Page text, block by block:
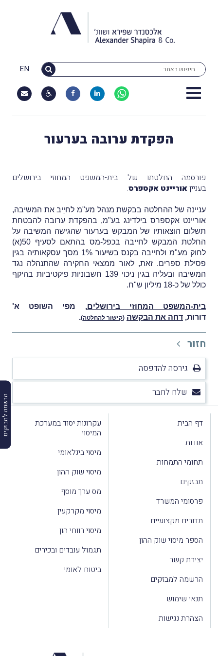
EN
הרשמה למבזקים
הפקדת ערובה בערעור
פורסמה החלטתו של בית-המשפט המחוזי בירושלים
בענייןאוריינט אקספרס.
עניינה של ההחלטה בבקשת מנהל מע"מ לחיֵיב את המשיבה,
אוריינט אקספרס בילדינג בע"מ, בהפקדת ערובה להבטחת
תשלום הוצאותיו של המבקש בערעור שהגישה המשיבה על
החלטת המבקש לחייבה בכפל-מס בהתאם לסעיף 50(א)
לחוק מע"מ ולחייבה בקנס בשיעור 1% מסך עסקאותיה בגין
פסילת ספרים. זאת, לאור ממצאי החקירה שהתנהלה נגד
המשיבה ובעליה בגין ניכוי 139 חשבוניות פיקטיביות בהיקף
כולל של כ-18 מיליון ש"ח.
בית-המשפט המחוזי בירושלים, מפי השופט א'
דורות, דחה את הבקשה (קישור להחלטה)
.
חזור
גירסה להדפסה
שלח לחבר
דף הבית
אודות
תחומי התמחות
מבזקים
פרסומי המשרד
מדורים מקצועיים
הספר מיסוי שוק ההון
יצירת קשר
הרשמה למבזקים
תנאי שימוש
הצהרת נגישות
עקרונות יסוד במערכת
המיסוי
מיסוי בינלאומי
מיסוי שוק ההון
מס ערך מוסף
מיסוי מקרקעין
מיסוי רווחי הון
תגמול עובדים ובכירים
ביטוח לאומי